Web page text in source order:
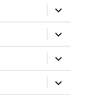
öffnen
öffnen
öffnen
öffnen